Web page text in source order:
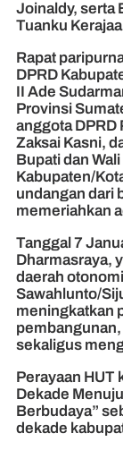
Joinaldy, serta
Tuanku
Rapat
DPRD
II Ade
Provinsi
anggota DPRD
Zaksai Kasni,
Bupati dan
Kabupaten/
undangan dari
memeriahkan
Tanggal 7
Dharmasraya,
daerah
Sawahlunto/
meningkatkan
sekaligus
Perayaan HUT
Dekade
Berbudaya”
dekade